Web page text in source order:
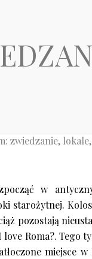
zwiedzanie,
w
starożytnej.
pozostają
Roma?. Tego
miejsce